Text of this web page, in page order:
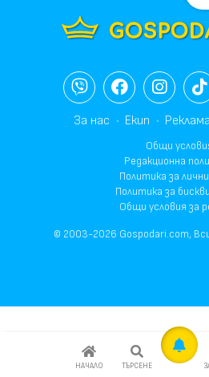
НАЧАЛО ТЪРСЕНЕ
За нас Екип Реклама
Общи
Редакционна
Политика за
Политика за
Общи условия за
© 2003-2026 Gospodari.com,